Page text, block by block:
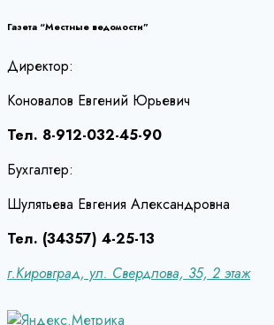
Газета “Местные ведомости”
Директор:
Коновалов Евгений Юрьевич
Тел. 8-912-032-45-90
Бухгалтер:
Шулятьева Евгения Александровна
Тел. (34357) 4-25-13
г.Кировград, ул. Свердлова, 35, 2 этаж